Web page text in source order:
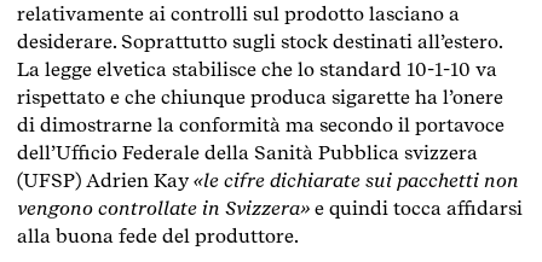
relativamente ai controlli sul prodotto lasciano a
desiderare. Soprattutto sugli stock destinati all’estero.
La legge elvetica stabilisce che lo standard 10-1-10 va
rispettato e che chiunque produca sigarette ha l’onere
di dimostrarne la conformità ma secondo il portavoce
dell’Ufficio Federale della Sanità Pubblica svizzera
(UFSP) Adrien Kay «le cifre dichiarate sui pacchetti non
vengono controllate in Svizzera» e quindi tocca affidarsi
alla buona fede del produttore.